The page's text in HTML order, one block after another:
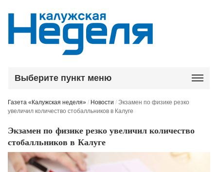
Выберите пункт меню
Газета «Калужская неделя» / Новости / Экзамен по физике резко
увеличил количество стобалльников в Калуге
Экзамен по физике резко увеличил количество
стобалльников в Калуге